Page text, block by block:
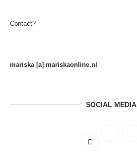
Contact?
mariska [a] mariskaonline.nl
SOCIAL MEDIA